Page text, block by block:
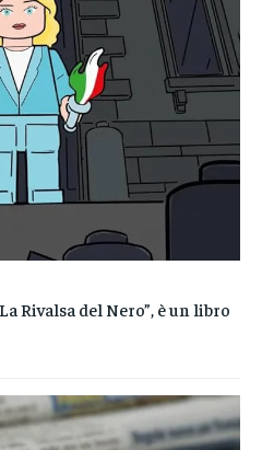
Rivalsa del Nero”, è un libro